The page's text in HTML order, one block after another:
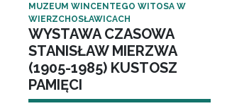
MUZEUM WINCENTEGO WITOSA W
WIERZCHOSŁAWICACH
WYSTAWA CZASOWA
STANISŁAW MIERZWA
(1905-1985) KUSTOSZ
PAMIĘCI